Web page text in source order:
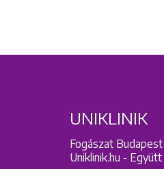
UNIKLINIK
Fogászat
Uniklinik.hu -